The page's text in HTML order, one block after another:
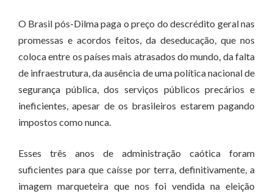
O Brasil pós-Dilma paga o preço do descrédito geral nas
promessas e acordos feitos, da deseducação, que nos
coloca entre os países mais atrasados do mundo, da falta
de infraestrutura, da ausência de uma política nacional de
segurança pública, dos serviços públicos precários e
ineficientes, apesar de os brasileiros estarem pagando
impostos como nunca.
Esses três anos de administração caótica foram
suficientes para que caísse por terra, definitivamente, a
imagem marqueteira que nos foi vendida na eleição